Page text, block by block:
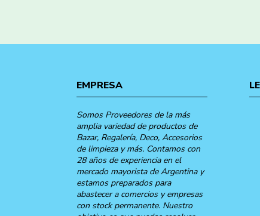
EMPRESA
Somos Proveedores de la más
amplia variedad de productos de
Bazar, Regalería, Deco, Accesorios
de limpieza y más. Contamos con
28 años de experiencia en el
mercado mayorista de Argentina y
estamos preparados para
abastecer a comercios y empresas
con stock permanente. Nuestro